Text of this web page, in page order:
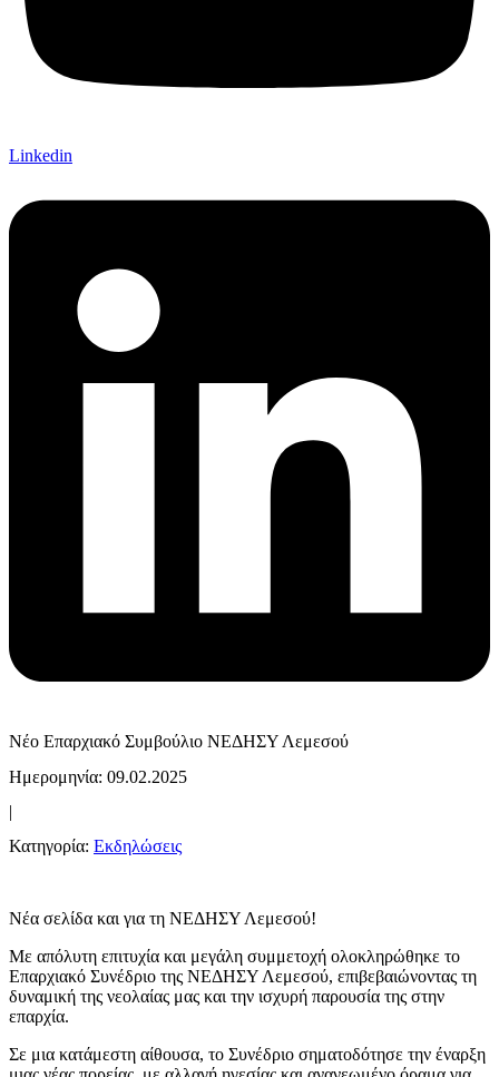
Linkedin
Νέο Επαρχιακό Συμβούλιο ΝΕΔΗΣΥ Λεμεσού
Ημερομηνία: 09.02.2025
|
Κατηγορία: Εκδηλώσεις
Νέα σελίδα και για τη ΝΕΔΗΣΥ Λεμεσού!
Με απόλυτη επιτυχία και μεγάλη συμμετοχή ολοκληρώθηκε το
Επαρχιακό Συνέδριο της ΝΕΔΗΣΥ Λεμεσού, επιβεβαιώνοντας τη
δυναμική της νεολαίας μας και την ισχυρή παρουσία της στην
επαρχία.
Σε μια κατάμεστη αίθουσα, το Συνέδριο σηματοδότησε την έναρξη